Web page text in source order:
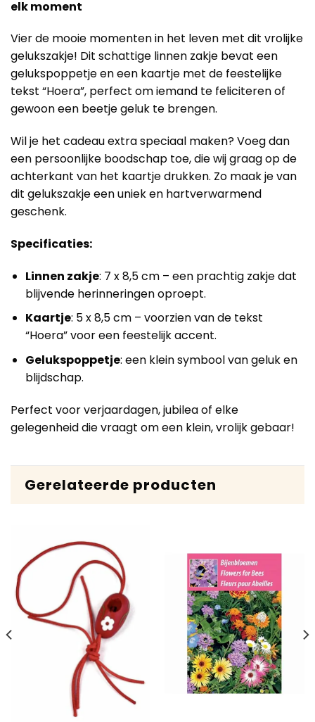
elk moment
Vier de mooie momenten in het leven met dit vrolijke
gelukszakje! Dit schattige linnen zakje bevat een
gelukspoppetje en een kaartje met de feestelijke
tekst “Hoera”, perfect om iemand te feliciteren of
gewoon een beetje geluk te brengen.
Wil je het cadeau extra speciaal maken? Voeg dan
een persoonlijke boodschap toe, die wij graag op de
achterkant van het kaartje drukken. Zo maak je van
dit gelukszakje een uniek en hartverwarmend
geschenk.
Specificaties:
Linnen zakje: 7 x 8,5 cm – een prachtig zakje dat
blijvende herinneringen oproept.
Kaartje: 5 x 8,5 cm – voorzien van de tekst
“Hoera” voor een feestelijk accent.
Gelukspoppetje: een klein symbool van geluk en
blijdschap.
Perfect voor verjaardagen, jubilea of elke
gelegenheid die vraagt om een klein, vrolijk gebaar!
Gerelateerde producten